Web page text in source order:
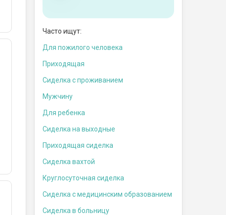
Часто ищут:
Для пожилого человека
Приходящая
Сиделка с проживанием
Мужчину
Для ребенка
Сиделка на выходные
Приходящая сиделка
Сиделка вахтой
Круглосуточная сиделка
Сиделка с медицинским образованием
Сиделка в больницу